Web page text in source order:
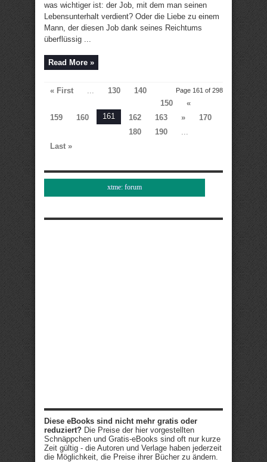
was wichtiger ist: der Job, mit dem man seinen
Lebensunterhalt verdient? Oder die Liebe zu einem
Mann, der diesen Job dank seines Reichtums
überflüssig ...
Read More »
Page 161 of 298
« First ... 130
140
150
«
159
160 161 162 163 »
170
180
190
...
Last »
xtme: forum
Diese eBooks sind nicht mehr gratis oder
reduziert? Die Preise der hier vorgestellten
Schnäppchen und Gratis-eBooks sind oft nur kurze
Zeit gültig - die Autoren und Verlage haben jederzeit
die Möglichkeit, die Preise ihrer Bücher zu ändern.